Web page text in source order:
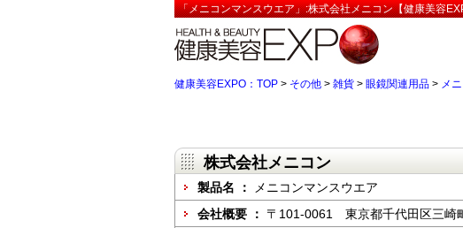
「メニコンマンスウエア」:株式会社メニコン【健康美容
健康美容EXPO：TOP > その他 > 雑貨 > 眼鏡関連用品 > メ
株式会社メニコン
製品名 ：
メニコンマンスウエア
会社概要 ： 〒101-0061 東京都千代田区三崎